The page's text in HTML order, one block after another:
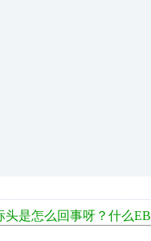
头是怎么回事呀？什么